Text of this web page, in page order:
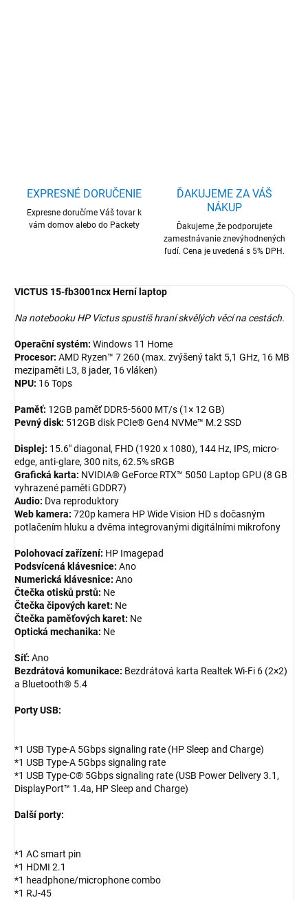
EXPRESNÉ DORUČENIE
Expresne doručíme Váš tovar k
vám domov alebo do Packety
ĎAKUJEME ZA VÁŠ
NÁKUP
Ďakujeme ,že podporujete
zamestnávanie znevýhodnených
ľudí. Cena je uvedená s 5% DPH.
VICTUS 15-fb3001ncx Herní laptop
Na notebooku HP Victus spustíš hraní skvělých věcí na cestách.
Operační systém: Windows 11 Home
Procesor: AMD Ryzen™ 7 260 (max. zvýšený takt 5,1 GHz, 16 MB
mezipaměti L3, 8 jader, 16 vláken)
NPU: 16 Tops
Paměť: 12GB paměť DDR5-5600 MT/s (1× 12 GB)
Pevný disk: 512GB disk PCIe® Gen4 NVMe™ M.2 SSD
Displej: 15.6" diagonal, FHD (1920 x 1080), 144 Hz, IPS, micro-
edge, anti-glare, 300 nits, 62.5% sRGB
Grafická karta: NVIDIA® GeForce RTX™ 5050 Laptop GPU (8 GB
vyhrazené paměti GDDR7)
Audio: Dva reproduktory
Web kamera: 720p kamera HP Wide Vision HD s dočasným
potlačením hluku a dvěma integrovanými digitálními mikrofony
Polohovací zařízení: HP Imagepad
Podsvícená klávesnice: Ano
Numerická klávesnice: Ano
Čtečka otisků prstů: Ne
Čtečka čipových karet: Ne
Čtečka paměťových karet: Ne
Optická mechanika: Ne
Síť: Ano
Bezdrátová komunikace: Bezdrátová karta Realtek Wi-Fi 6 (2×2)
a Bluetooth® 5.4
Porty USB:
*1 USB Type-A 5Gbps signaling rate (HP Sleep and Charge)
*1 USB Type-A 5Gbps signaling rate
*1 USB Type-C® 5Gbps signaling rate (USB Power Delivery 3.1,
DisplayPort™ 1.4a, HP Sleep and Charge)
Další porty:
*1 AC smart pin
*1 HDMI 2.1
*1 headphone/microphone combo
*1 RJ-45